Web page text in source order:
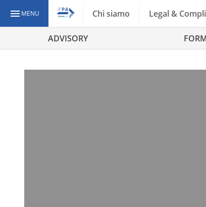
MENU Chi siamo Legal &
ADVISORY